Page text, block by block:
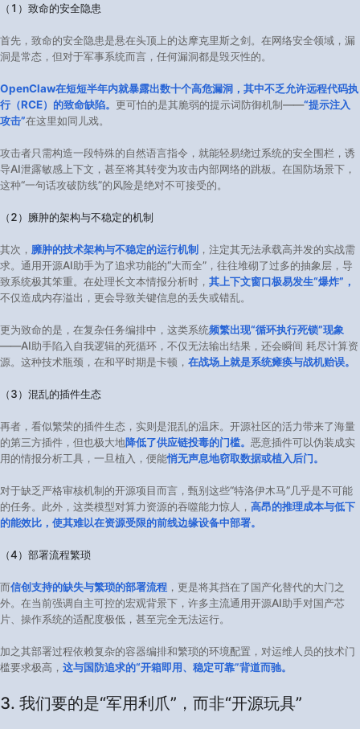
（1）致命的安全隐患
首先，致命的安全隐患是悬在头顶上的达摩克里斯之剑。在网络安全领域，漏
洞是常态，但对于军事系统而言，任何漏洞都是毁灭性的。
OpenClaw在短短半年内就暴露出数十个高危漏洞，其中不乏允许远程代码执
行（RCE）的致命缺陷。 更可怕的是其脆弱的提示词防御机制——“提示注入
攻击”在这里如同儿戏。
攻击者只需构造一段特殊的自然语言指令，就能轻易绕过系统的安全围栏，诱
导AI泄露敏感上下文，甚至将其转变为攻击内部网络的跳板。在国防场景下，
这种“一句话攻破防线”的风险是绝对不可接受的。
（2）臃肿的架构与不稳定的机制
其次， 臃肿的技术架构与不稳定的运行机制 ，注定其无法承载高并发的实战需
求。通用开源AI助手为了追求功能的“大而全”，往往堆砌了过多的抽象层，导
致系统极其笨重。在处理长文本情报分析时， 其上下文窗口极易发生“爆炸”，
不仅造成内存溢出，更会导致关键信息的丢失或错乱。
更为致命的是，在复杂任务编排中，这类系统频繁出现“循环执行死锁”现象
——AI助手陷入自我逻辑的死循环，不仅无法输出结果，还会瞬间 耗尽计算资
源。这种技术瓶颈，在和平时期是卡顿， 在战场上就是系统瘫痪与战机贻误。
（3）混乱的插件生态
再者，看似繁荣的插件生态，实则是混乱的温床。开源社区的活力带来了海量
的第三方插件，但也极大地降低了供应链投毒的门槛。 恶意插件可以伪装成实
用的情报分析工具，一旦植入，便能悄无声息地窃取数据或植入后门。
对于缺乏严格审核机制的开源项目而言，甄别这些“特洛伊木马”几乎是不可能
的任务。此外，这类模型对算力资源的吞噬能力惊人， 高昂的推理成本与低下
的能效比，使其难以在资源受限的前线边缘设备中部署。
（4）部署流程繁琐
而信创支持的缺失与繁琐的部署流程 ，更是将其挡在了国产化替代的大门之
外。在当前强调自主可控的宏观背景下，许多主流通用开源AI助手对国产芯
片、操作系统的适配度极低，甚至完全无法运行。
加之其部署过程依赖复杂的容器编排和繁琐的环境配置，对运维人员的技术门
槛要求极高， 这与国防追求的“开箱即用、稳定可靠”背道而驰。
3. 我们要的是“军用利爪”，而非“开源玩具”